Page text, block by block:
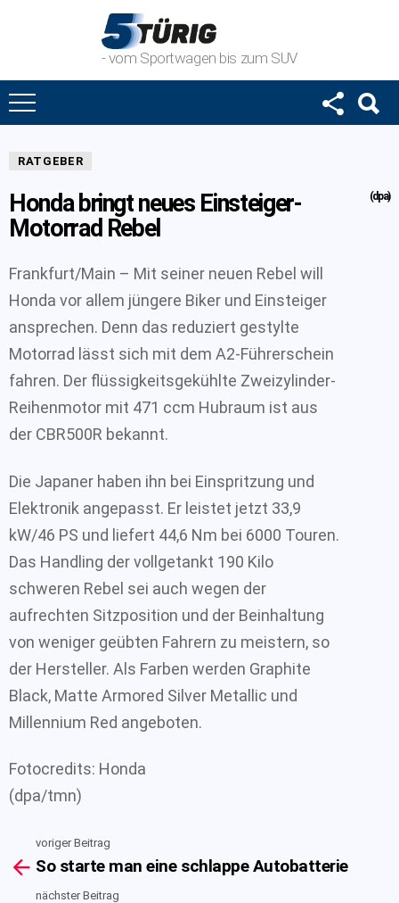
- vom Sportwagen bis zum SUV
RATGEBER
Honda bringt neues Einsteiger-
Motorrad Rebel
(dpa)
Frankfurt/Main – Mit seiner neuen Rebel will
Honda vor allem jüngere Biker und Einsteiger
ansprechen. Denn das reduziert gestylte
Motorrad lässt sich mit dem A2-Führerschein
fahren. Der flüssigkeitsgekühlte Zweizylinder-
Reihenmotor mit 471 ccm Hubraum ist aus
der CBR500R bekannt.
Die Japaner haben ihn bei Einspritzung und
Elektronik angepasst. Er leistet jetzt 33,9
kW/46 PS und liefert 44,6 Nm bei 6000 Touren.
Das Handling der vollgetankt 190 Kilo
schweren Rebel sei auch wegen der
aufrechten Sitzposition und der Beinhaltung
von weniger geübten Fahrern zu meistern, so
der Hersteller. Als Farben werden Graphite
Black, Matte Armored Silver Metallic und
Millennium Red angeboten.
Fotocredits: Honda
(dpa/tmn)
more
voriger Beitrag
So starte man eine schlappe Autobatterie
nächster Beitrag